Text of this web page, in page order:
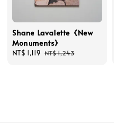
Shane Lavalette《New
Monuments》
Sale
NT$ 1,119 Regular
NT$ 1,243